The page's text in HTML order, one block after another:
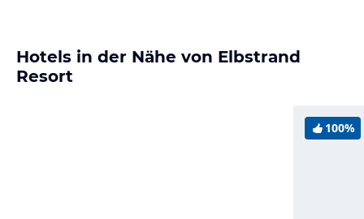
Hotels in der Nähe von Elbstrand
Resort
100%